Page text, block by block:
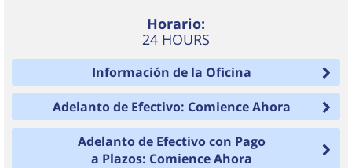
Horario:
24 HOURS
Información de la Oficina
Adelanto de Efectivo: Comience Ahora
Adelanto de Efectivo con Pago
a Plazos: Comience Ahora